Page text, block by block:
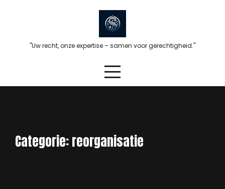
"Uw recht, onze expertise – samen voor gerechtigheid."
Categorie:reorganisatie